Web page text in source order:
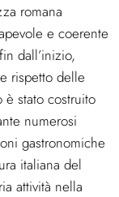
romana
e coerente
dall’inizio,
rispetto delle
stato costruito
numerosi
gastronomiche
italiana del
attività nella